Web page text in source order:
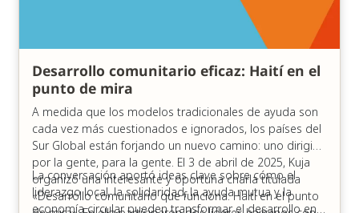
Desarrollo comunitario eficaz: Haití en el
punto de mira
A medida que los modelos tradicionales de ayuda son
cada vez más cuestionados e ignorados, los países del
Sur Global están forjando un nuevo camino: uno dirigido
por la gente, para la gente. El 3 de abril de 2025, Kuja
organizó una interesante y oportuna charla titulada
«Desarrollo comunitario que funciona: Haití en el punto
La conversación aportó ideas clave sobre cómo el
liderazgo local, la solidaridad, la ayuda mutua y la
economía circular pueden transformar el desarrollo en